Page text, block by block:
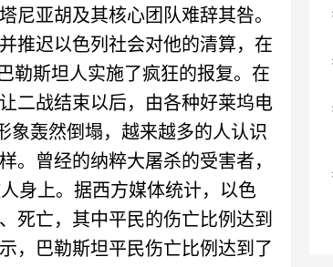
尼亚胡及其核心团队难辞其咎。
推迟以色列社会对他的清算，在
勒斯坦人实施了疯狂的报复。在
二战结束以后，由各种好莱坞电
象轰然倒塌，越来越多的人认识
。曾经的纳粹大屠杀的受害者，
身上。据西方媒体统计，以色
死亡，其中平民的伤亡比例达到
，巴勒斯坦平民伤亡比例达到了